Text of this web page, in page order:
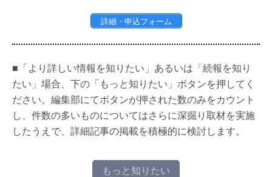
詳細・申込フォーム
■「より詳しい情報を知りたい」あるいは「続報を知り
たい」場合、下の「もっと知りたい」ボタンを押してく
ださい。編集部にてボタンが押された数のみをカウント
し、件数の多いものについてはさらに深掘り取材を実施
したうえで、詳細記事の掲載を積極的に検討します。
もっと知りたい